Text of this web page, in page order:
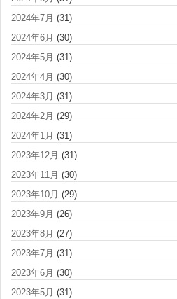
2024年7月 (31)
2024年6月 (30)
2024年5月 (31)
2024年4月 (30)
2024年3月 (31)
2024年2月 (29)
2024年1月 (31)
2023年12月 (31)
2023年11月 (30)
2023年10月 (29)
2023年9月 (26)
2023年8月 (27)
2023年7月 (31)
2023年6月 (30)
2023年5月 (31)